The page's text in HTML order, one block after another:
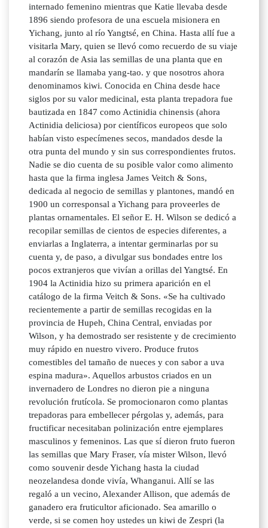
internado femenino mientras que Katie llevaba desde
1896 siendo profesora de una escuela misionera en
Yichang, junto al río Yangtsé, en China. Hasta allí fue a
visitarla Mary, quien se llevó como recuerdo de su viaje
al corazón de Asia las semillas de una planta que en
mandarín se llamaba yang-tao. y que nosotros ahora
denominamos kiwi. Conocida en China desde hace
siglos por su valor medicinal, esta planta trepadora fue
bautizada en 1847 como Actinidia chinensis (ahora
Actinidia deliciosa) por científicos europeos que solo
habían visto especímenes secos, mandados desde la
otra punta del mundo y sin sus correspondientes frutos.
Nadie se dio cuenta de su posible valor como alimento
hasta que la firma inglesa James Veitch & Sons,
dedicada al negocio de semillas y plantones, mandó en
1900 un corresponsal a Yichang para proveerles de
plantas ornamentales. El señor E. H. Wilson se dedicó a
recopilar semillas de cientos de especies diferentes, a
enviarlas a Inglaterra, a intentar germinarlas por su
cuenta y, de paso, a divulgar sus bondades entre los
pocos extranjeros que vivían a orillas del Yangtsé. En
1904 la Actinidia hizo su primera aparición en el
catálogo de la firma Veitch & Sons. «Se ha cultivado
recientemente a partir de semillas recogidas en la
provincia de Hupeh, China Central, enviadas por
Wilson, y ha demostrado ser resistente y de crecimiento
muy rápido en nuestro vivero. Produce frutos
comestibles del tamaño de nueces y con sabor a uva
espina madura». Aquellos arbustos criados en un
invernadero de Londres no dieron pie a ninguna
revolución frutícola. Se promocionaron como plantas
trepadoras para embellecer pérgolas y, además, para
fructificar necesitaban polinización entre ejemplares
masculinos y femeninos. Las que sí dieron fruto fueron
las semillas que Mary Fraser, vía mister Wilson, llevó
como souvenir desde Yichang hasta la ciudad
neozelandesa donde vivía, Whanganui. Allí se las
regaló a un vecino, Alexander Allison, que además de
ganadero era fruticultor aficionado. Sea amarillo o
verde, si se comen hoy ustedes un kiwi de Zespri (la